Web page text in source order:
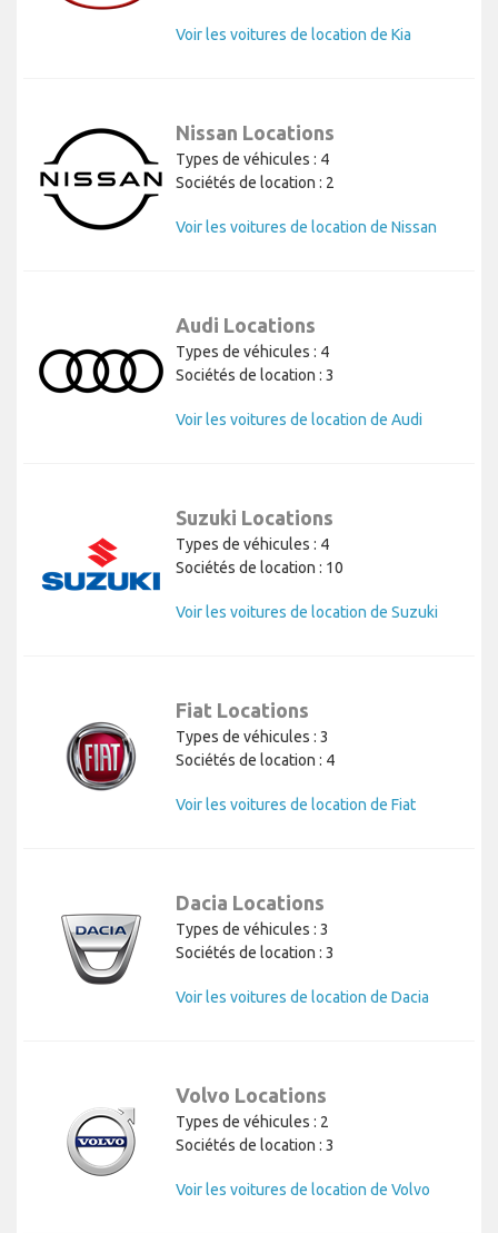
Voir les voitures de location de Kia
Nissan Locations
Types de véhicules : 4
Sociétés de location : 2
Voir les voitures de location de Nissan
Audi Locations
Types de véhicules : 4
Sociétés de location : 3
Voir les voitures de location de Audi
Suzuki Locations
Types de véhicules : 4
Sociétés de location : 10
Voir les voitures de location de Suzuki
Fiat Locations
Types de véhicules : 3
Sociétés de location : 4
Voir les voitures de location de Fiat
Dacia Locations
Types de véhicules : 3
Sociétés de location : 3
Voir les voitures de location de Dacia
Volvo Locations
Types de véhicules : 2
Sociétés de location : 3
Voir les voitures de location de Volvo